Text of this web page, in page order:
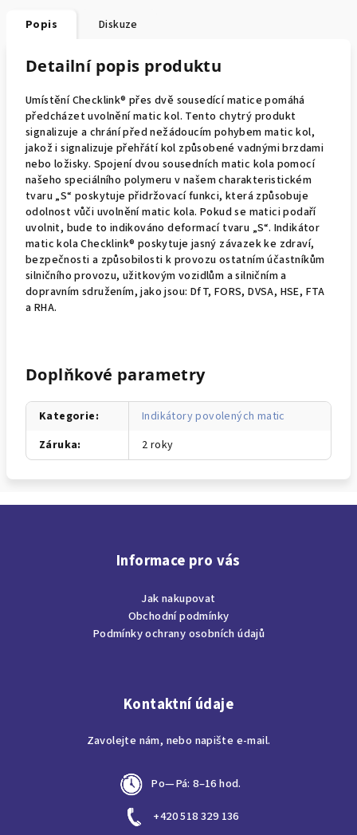
Popis Diskuze
Detailní popis produktu
Umístění Checklink® přes dvě sousedící matice pomáhá
předcházet uvolnění matic kol. Tento chytrý produkt
signalizuje a chrání před nežádoucím pohybem matic kol,
jakož i signalizuje přehřátí kol způsobené vadnými brzdami
nebo ložisky. Spojení dvou sousedních matic kola pomocí
našeho speciálního polymeru v našem charakteristickém
tvaru „S“ poskytuje přidržovací funkci, která způsobuje
odolnost vůči uvolnění matic kola. Pokud se matici podaří
uvolnit, bude to indikováno deformací tvaru „S“. Indikátor
matic kola Checklink® poskytuje jasný závazek ke zdraví,
bezpečnosti a způsobilosti k provozu ostatním účastníkům
silničního provozu, užitkovým vozidlům a silničním a
dopravním sdružením, jako jsou: DfT, FORS, DVSA, HSE, FTA
a RHA.
Doplňkové parametry
Kategorie:
Indikátory povolených matic
Záruka: 2 roky
Informace pro vás
Jak nakupovat
Obchodní podmínky
Podmínky ochrany osobních údajů
Kontaktní údaje
Zavolejte nám, nebo napište e-mail.
Po—Pá: 8–16 hod.
+420 518 329 136